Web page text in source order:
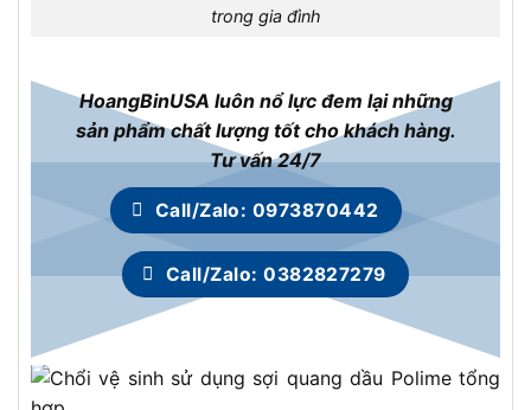
trong gia đình
HoangBinUSA luôn nổ lực đem lại những
sản phẩm chất lượng tốt cho khách hàng.
Tư vấn 24/7
Call/Zalo: 0973870442
Call/Zalo: 0382827279